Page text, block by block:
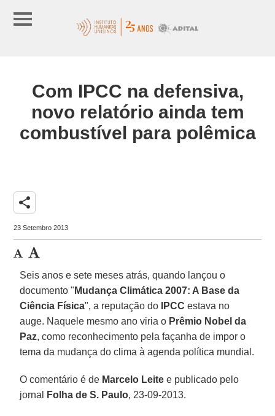
Com IPCC na defensiva,
novo relatório ainda tem
combustível para polêmica
share
23 Setembro 2013
Seis anos e sete meses atrás, quando lançou o
documento " Mudança Climática 2007: A Base da
Ciência Física", a reputação do IPCC estava no
auge. Naquele mesmo ano viria o Prêmio Nobel da
Paz, como reconhecimento pela façanha de impor o
tema da mudança do clima à agenda política mundial.
O comentário é de Marcelo Leite e publicado pelo
jornal
Folha de S. Paulo, 23-09-2013.